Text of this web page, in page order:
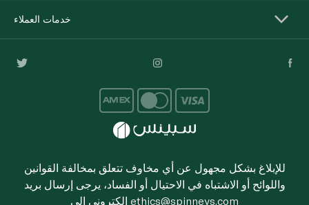
خدمات العملاء
للإبلاغ بشكل مجهول عن أي مخاوف تتعلق بمخالفة القوانين
واللوائح أو الاشتباه في الاحتيال أو الفساد، يرجى إرسال بريد
ethics@spinneys.com